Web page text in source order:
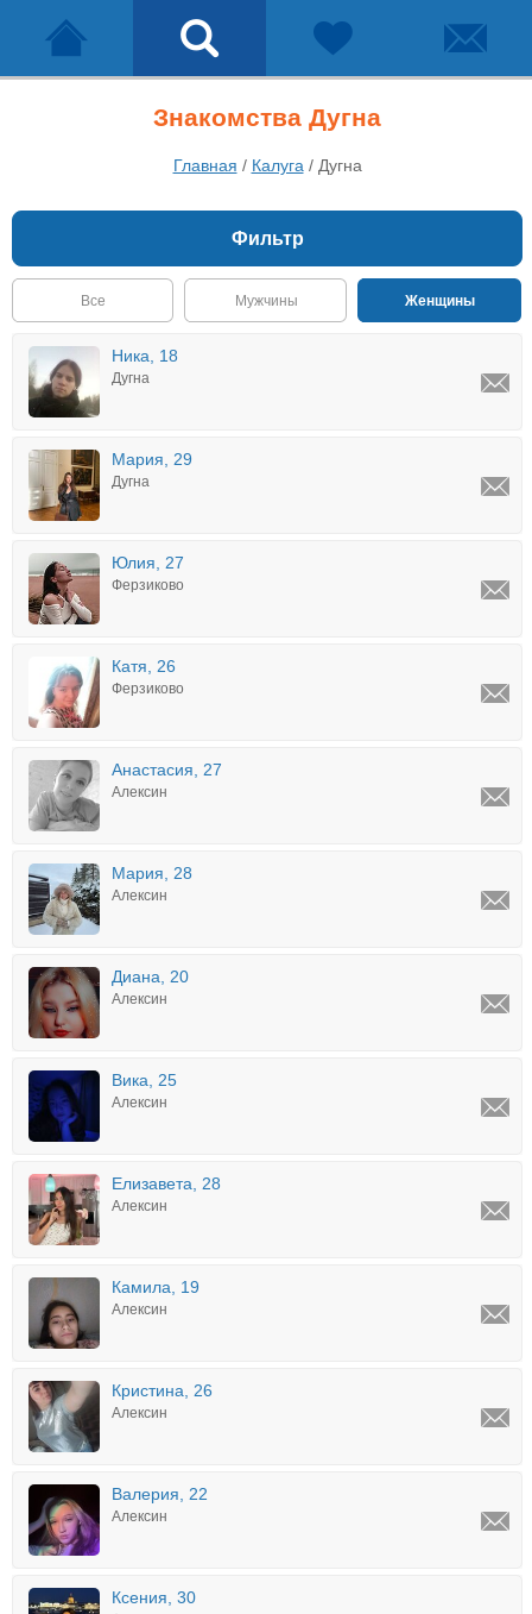
Знакомства Дугна
Главная / Калуга / Дугна
Фильтр
Все Мужчины Женщины
Ника, 18
Дугна
Мария, 29
Дугна
Юлия, 27
Ферзиково
Катя, 26
Ферзиково
Анастасия, 27
Алексин
Мария, 28
Алексин
Диана, 20
Алексин
Вика, 25
Алексин
Елизавета, 28
Алексин
Камила, 19
Алексин
Кристина, 26
Алексин
Валерия, 22
Алексин
Ксения, 30